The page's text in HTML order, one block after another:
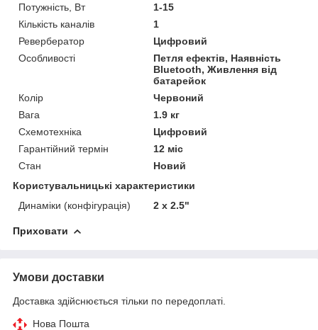
Потужність, Вт
1-15
Кількість каналів
1
Ревербератор
Цифровий
Особливості
Петля ефектів, Наявність
Bluetooth, Живлення від
батарейок
Колір
Червоний
Вага
1.9 кг
Схемотехніка
Цифровий
Гарантійний термін
12 міс
Стан
Новий
Користувальницькі характеристики
Динаміки (конфігурація)
2 x 2.5"
Приховати
Умови доставки
Доставка здійснюється тільки по передоплаті.
Нова Пошта